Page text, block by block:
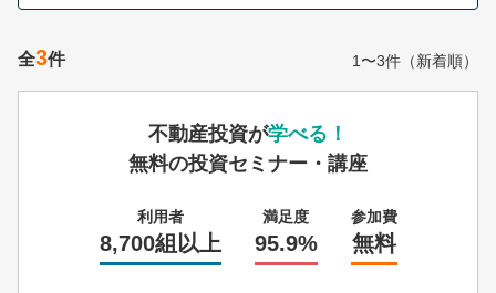
全3件 1〜3件（新着順）
不動産投資が学べる！
無料の投資セミナー・講座
利用者
8,700組以上
満足度
95.9%
参加費
無料